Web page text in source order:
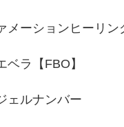
メーションヒーリン
ベラ【FBO】
ェルナンバー